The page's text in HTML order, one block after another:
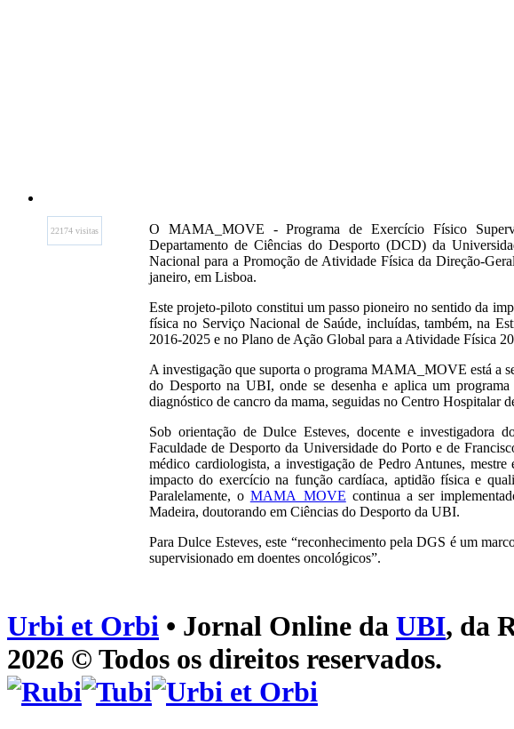
22174 visitas
O MAMA_MOVE - Programa de Exercício Físico
Departamento de Ciências do Desporto (DCD) da
Nacional para a Promoção de Atividade Física da Direção-
janeiro, em Lisboa.
Este projeto-piloto constitui um passo pioneiro no sentido da
física no Serviço Nacional de Saúde, incluídas, também, na
2016-2025 e no Plano de Ação Global para a Atividade Física
A investigação que suporta o programa MAMA_MOVE está a
do Desporto na UBI, onde se desenha e aplica um
diagnóstico de cancro da mama, seguidas no Centro Hospitalar
Sob orientação de Dulce Esteves, docente e investigadora
Faculdade de Desporto da Universidade do Porto e de
médico cardiologista, a investigação de Pedro Antunes,
impacto do exercício na função cardíaca, aptidão física e
Paralelamente, o MAMA_MOVE continua a ser
Madeira, doutorando em Ciências do Desporto da UBI.
Para Dulce Esteves, este “reconhecimento pela DGS é um
supervisionado em doentes oncológicos”.
Urbi et Orbi • Jornal Online da UBI, da
2026 © Todos os direitos reservados.